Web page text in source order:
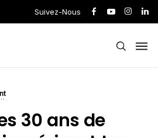
Suivez-Nous
30 ans de